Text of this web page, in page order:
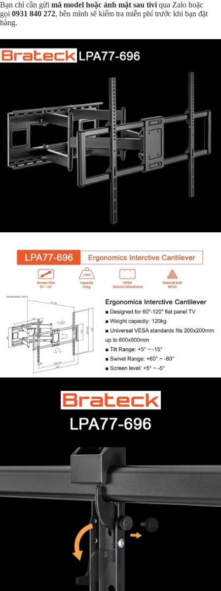
Bạn chỉ cần gửi mã model hoặc ảnh mặt sau tiviqua Zalo hoặc
gọi 0931 840 272, bên mình sẽ kiểm tra miễn phí trước khi bạn đặt
hàng.